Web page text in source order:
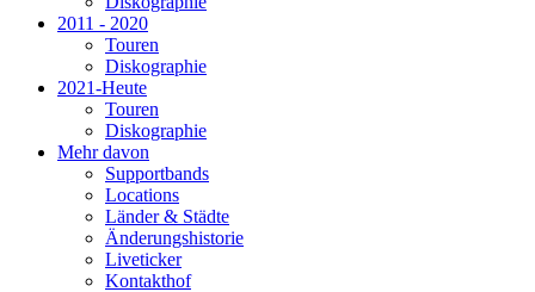
2011 - 2020
Touren
Diskographie
2021-Heute
Touren
Diskographie
Mehr davon
Supportbands
Locations
Länder & Städte
Änderungshistorie
Liveticker
Kontakthof